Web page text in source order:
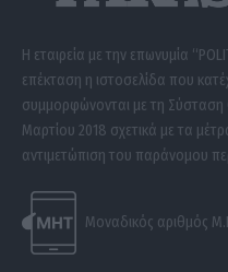
Η εταιρεία με την επωνυμία
επέκταση η ιστοσελίδα που
συμμορφώνονται με τη Σύσταση
Μαρτίου 2018 σχετικά με τα
αντιμετώπιση του παράνομου
Μοναδικός αριθμός